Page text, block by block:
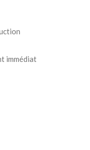
immédiat